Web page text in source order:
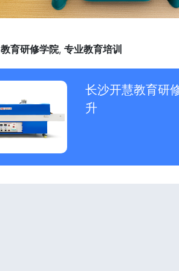
教育研修学院, 专业教育培训
长沙开慧教育研
升